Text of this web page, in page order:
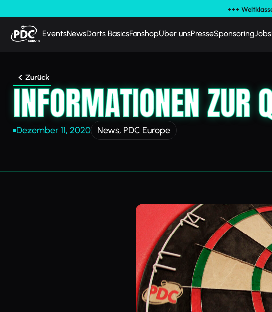
+++
EventsNewsDarts BasicsFanshopÜber unsPresseSponsoringJobs
Zurück
INFORMATIONEN ZUR
Dezember 11, 2020 News, PDC Europe